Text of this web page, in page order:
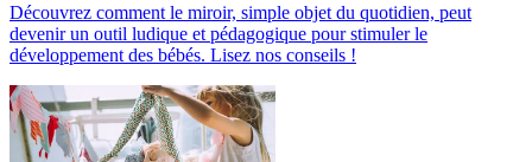
Découvrez comment le miroir, simple objet du quotidien, peut
devenir un outil ludique et pédagogique pour stimuler le
développement des bébés. Lisez nos conseils !